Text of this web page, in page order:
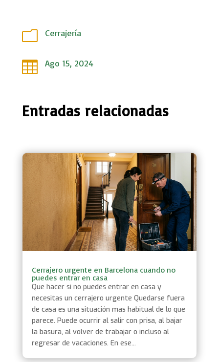
m Cerrajería
 Ago 15, 2024
Entradas relacionadas
Cerrajero urgente en Barcelona cuando no
puedes entrar en casa
Que hacer si no puedes entrar en casa y
necesitas un cerrajero urgente Quedarse fuera
de casa es una situación mas habitual de lo que
parece. Puede ocurrir al salir con prisa, al bajar
la basura, al volver de trabajar o incluso al
regresar de vacaciones. En ese...